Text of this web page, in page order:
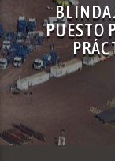
PUESTO